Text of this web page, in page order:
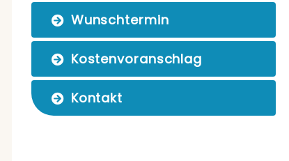
Wunsch­ter­min
Kos­ten­vor­anschlag
Kon­takt